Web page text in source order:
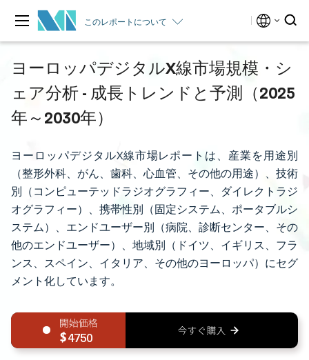
このレポートについて
ヨーロッパデジタルX線市場規模・シ
ェア分析 - 成長トレンドと予測（2025
年～2030年）
ヨーロッパデジタルX線市場レポートは、産業を用途別
（整形外科、がん、歯科、心血管、その他の用途）、技術
別（コンピューテッドラジオグラフィー、ダイレクトラジ
オグラフィー）、携帯性別（固定システム、ポータブルシ
ステム）、エンドユーザー別（病院、診断センター、その
他のエンドユーザー）、地域別（ドイツ、イギリス、フラ
ンス、スペイン、イタリア、その他のヨーロッパ）にセグ
メント化しています。
4750